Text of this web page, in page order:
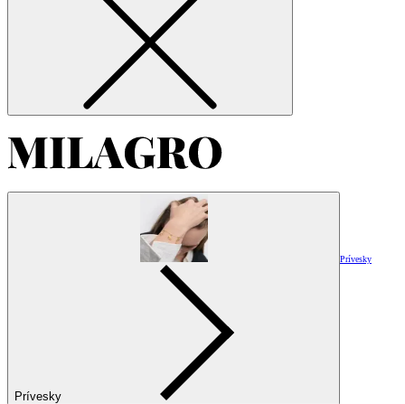
Prívesky
Prívesky